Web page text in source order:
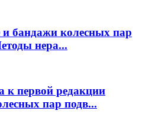
бандажи колесных пар
нера...
к первой редакции
пар подв...